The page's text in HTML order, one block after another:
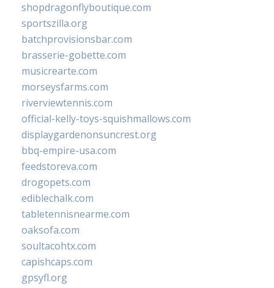
shopdragonflyboutique.com
sportszilla.org
batchprovisionsbar.com
brasserie-gobette.com
musicrearte.com
morseysfarms.com
riverviewtennis.com
official-kelly-toys-squishmallows.com
displaygardenonsuncrest.org
bbq-empire-usa.com
feedstoreva.com
drogopets.com
ediblechalk.com
tabletennisnearme.com
oaksofa.com
soultacohtx.com
capishcaps.com
gpsyfl.org